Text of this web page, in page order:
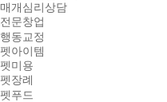
매개심리상담
전문창업
행동교정
펫아이템
펫미용
펫장례
펫푸드